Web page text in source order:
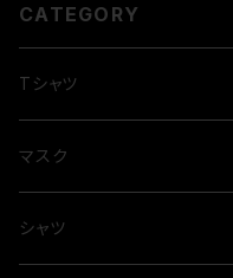
CATEGORY
Tシャツ
マスク
シャツ